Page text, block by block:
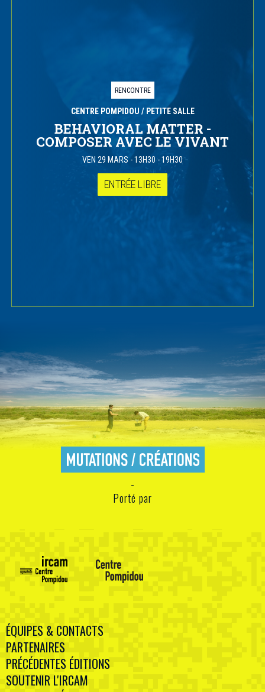
RENCONTRE
CENTRE POMPIDOU / PETITE SALLE
BEHAVIORAL MATTER -
COMPOSER AVEC LE VIVANT
VEN 29 MARS-13H30 - 19H30
ENTRÉE LIBRE
Porté par
ÉQUIPES & CONTACTS
PARTENAIRES
PRÉCÉDENTES ÉDITIONS
SOUTENIR L'IRCAM